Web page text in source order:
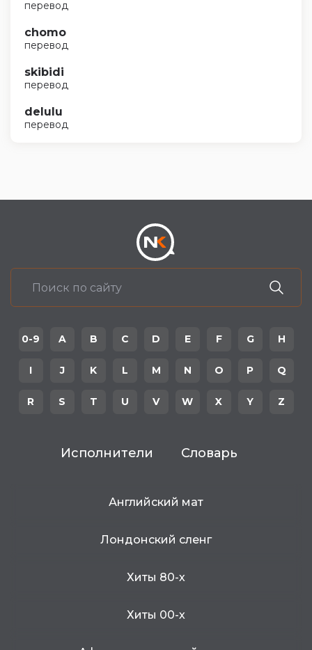
перевод
chomo
перевод
skibidi
перевод
delulu
перевод
0-9 A B C D E F G H
I J K L M N O P Q
R S T U V W X Y Z
Исполнители Словарь
Английский мат
Лондонский сленг
Хиты 80-х
Хиты 00-х